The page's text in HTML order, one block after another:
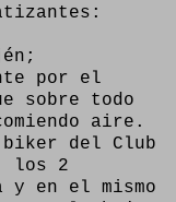
por el
sobre todo
aire.
biker del Club
los 2
y en el mismo